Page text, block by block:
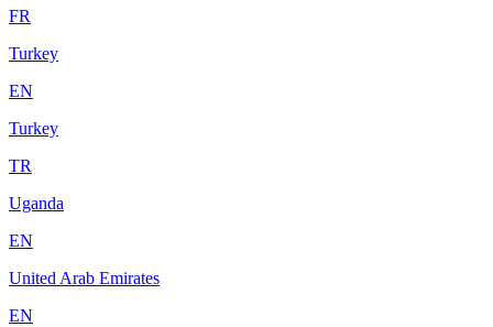
FR
Turkey
EN
Turkey
TR
Uganda
EN
United Arab Emirates
EN